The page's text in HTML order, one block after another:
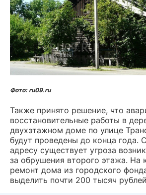
Фото: ru09.ru
Также принято решение, что
восстановительные работы в
двухэтажном доме по улице
будут проведены до конца года.
адресу существует угроза
за обрушения второго этажа. На
ремонт дома из городского
выделить почти 200 тысяч